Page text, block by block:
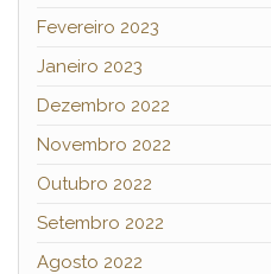
Fevereiro 2023
Janeiro 2023
Dezembro 2022
Novembro 2022
Outubro 2022
Setembro 2022
Agosto 2022